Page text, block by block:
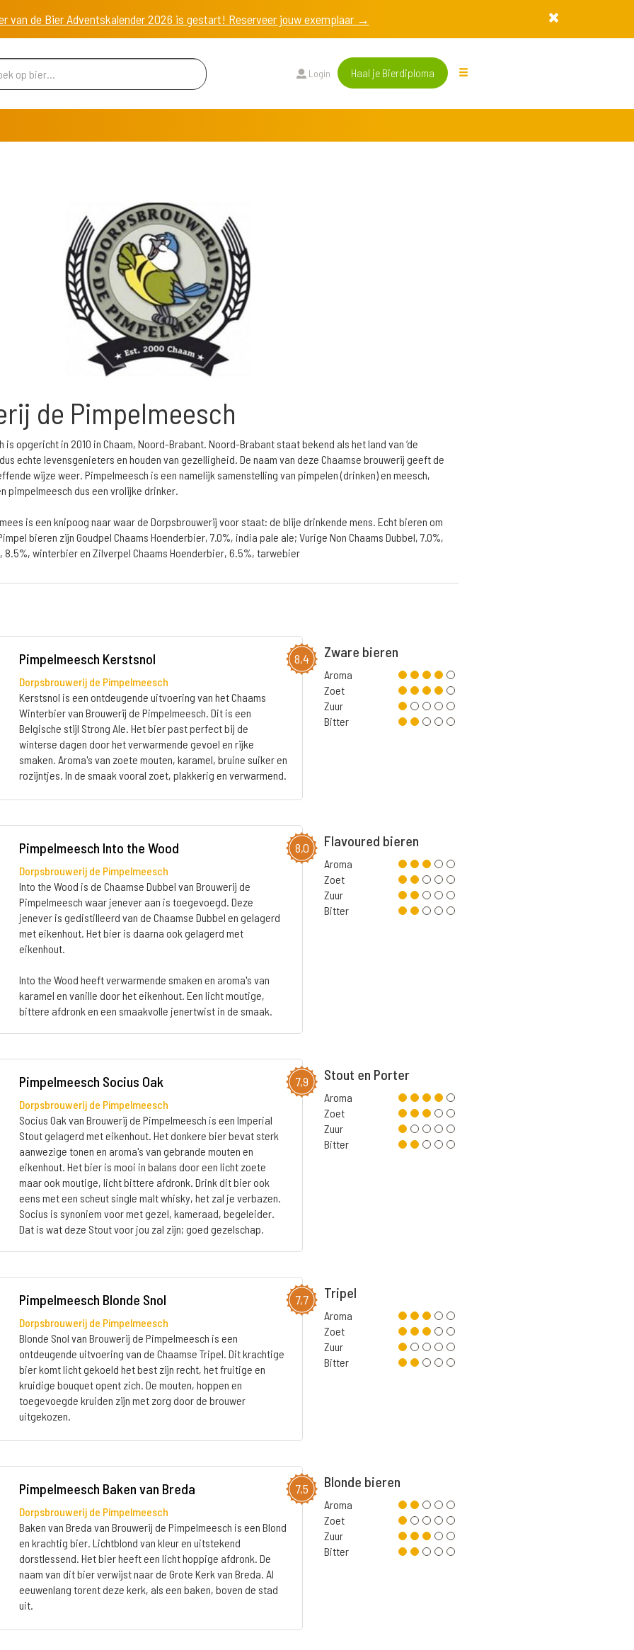
van de Bier Adventskalender 2026 is gestart! Reserveer jouw exemplaar →
Login Haal je Bierdiploma
de Pimpelmeesch
opgericht in 2010 in Chaam, Noord-Brabant. Noord-Brabant staat bekend als het land van ‘de
echte levensgenieters en houden van gezelligheid. De naam van deze Chaamse brouwerij geeft de
wijze weer. Pimpelmeesch is een namelijk samenstelling van pimpelen (drinken) en meesch,
pimpelmeesch dus een vrolijke drinker.
is een knipoog naar waar de Dorpsbrouwerij voor staat: de blije drinkende mens. Echt bieren om
bieren zijn Goudpel Chaams Hoenderbier, 7.0%, india pale ale; Vurige Non Chaams Dubbel, 7.0%,
winterbier en Zilverpel Chaams Hoenderbier, 6.5%, tarwebier
8,4
Pimpelmeesch Kerstsnol
Dorpsbrouwerij de Pimpelmeesch
Kerstsnol is een ontdeugende uitvoering van het Chaams
Winterbier van Brouwerij de Pimpelmeesch. Dit is een
Belgische stijl Strong Ale. Het bier past perfect bij de
winterse dagen door het verwarmende gevoel en rijke
smaken. Aroma's van zoete mouten, karamel, bruine suiker en
rozijntjes. In de smaak vooral zoet, plakkerig en verwarmend.
Zware bieren
Aroma
Zoet
Zuur
Bitter
8,0
Pimpelmeesch Into the Wood
Dorpsbrouwerij de Pimpelmeesch
Into the Wood is de Chaamse Dubbel van Brouwerij de
Pimpelmeesch waar jenever aan is toegevoegd. Deze
jenever is gedistilleerd van de Chaamse Dubbel en gelagerd
met eikenhout. Het bier is daarna ook gelagerd met
eikenhout.
Into the Wood heeft verwarmende smaken en aroma's van
karamel en vanille door het eikenhout. Een licht moutige,
bittere afdronk en een smaakvolle jenertwist in de smaak.
Flavoured bieren
Aroma
Zoet
Zuur
Bitter
7,9
Pimpelmeesch Socius Oak
Dorpsbrouwerij de Pimpelmeesch
Socius Oak van Brouwerij de Pimpelmeesch is een Imperial
Stout gelagerd met eikenhout. Het donkere bier bevat sterk
aanwezige tonen en aroma's van gebrande mouten en
eikenhout. Het bier is mooi in balans door een licht zoete
maar ook moutige, licht bittere afdronk. Drink dit bier ook
eens met een scheut single malt whisky, het zal je verbazen.
Socius is synoniem voor met gezel, kameraad, begeleider.
Dat is wat deze Stout voor jou zal zijn; goed gezelschap.
Stout en Porter
Aroma
Zoet
Zuur
Bitter
7,7
Pimpelmeesch Blonde Snol
Dorpsbrouwerij de Pimpelmeesch
Blonde Snol van Brouwerij de Pimpelmeesch is een
ontdeugende uitvoering van de Chaamse Tripel. Dit krachtige
bier komt licht gekoeld het best zijn recht, het fruitige en
kruidige bouquet opent zich. De mouten, hoppen en
toegevoegde kruiden zijn met zorg door de brouwer
uitgekozen.
Tripel
Aroma
Zoet
Zuur
Bitter
7,5
Pimpelmeesch Baken van Breda
Dorpsbrouwerij de Pimpelmeesch
Baken van Breda van Brouwerij de Pimpelmeesch is een Blond
en krachtig bier. Lichtblond van kleur en uitstekend
dorstlessend. Het bier heeft een licht hoppige afdronk. De
naam van dit bier verwijst naar de Grote Kerk van Breda. Al
eeuwenlang torent deze kerk, als een baken, boven de stad
uit.
Blonde bieren
Aroma
Zoet
Zuur
Bitter